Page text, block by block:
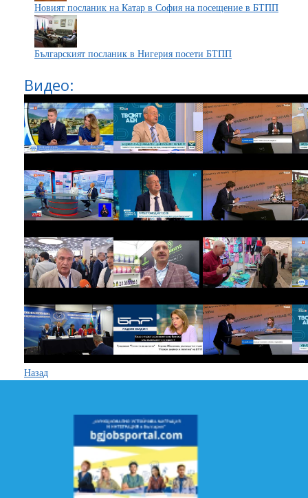
Новият посланик на Катар в София на посещение в БТПП
Българският посланик в Нигерия посети БТПП
Видео:
Назад